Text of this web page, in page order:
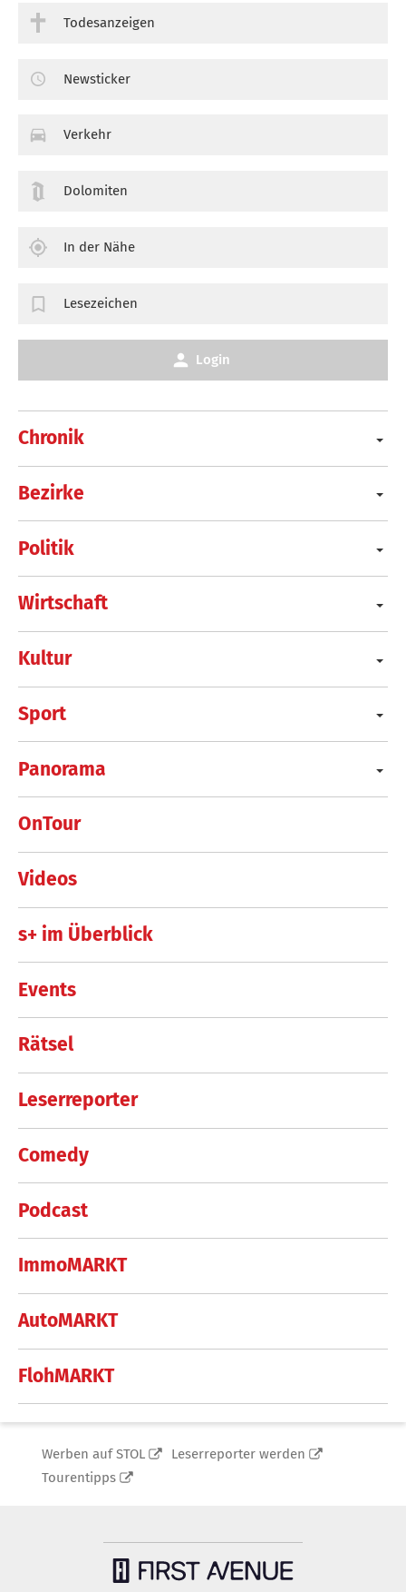
Chronik
Bezirke
Politik
Wirtschaft
Kultur
Sport
Panorama
OnTour
Videos
s+ im Überblick
Events
Rätsel
Leserreporter
Comedy
Podcast
ImmoMARKT
AutoMARKT
FlohMARKT
Todesanzeigen
Newsticker
Verkehr
Dolomiten
In der Nähe
Lesezeichen
Login
Werben auf STOL
Leserreporter werden
Tourentipps